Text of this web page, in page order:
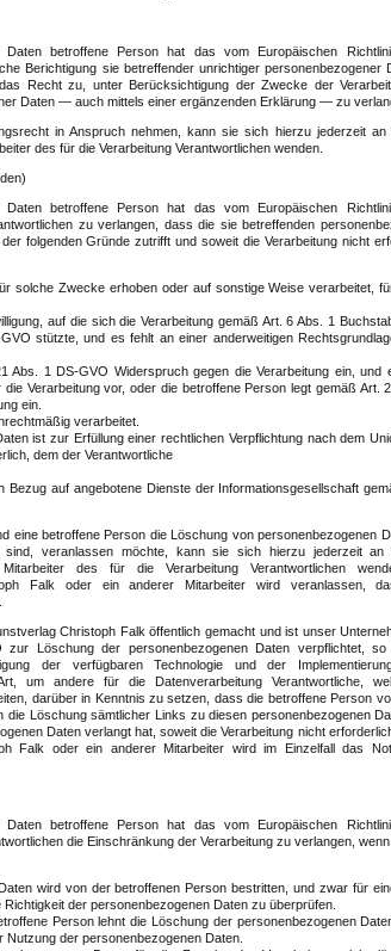
betroffene Person hat das vom Europäischen
Berichtigung sie betreffender unrichtiger personenbezogener
Recht zu, unter Berücksichtigung der Zwecke der
Daten — auch mittels einer ergänzenden Erklärung — zu
in Anspruch nehmen, kann sie sich hierzu jederzeit an
des für die Verarbeitung Verantwortlichen wenden.
betroffene Person hat das vom Europäischen
zu verlangen, dass die sie betreffenden
folgenden Gründe zutrifft und soweit die Verarbeitung nicht
solche Zwecke erhoben oder auf sonstige Weise verarbeitet,
auf die sich die Verarbeitung gemäß Art. 6 Abs. 1
stützte, und es fehlt an einer anderweitigen
Abs. 1 DS-GVO Widerspruch gegen die Verarbeitung ein, und
Verarbeitung vor, oder die betroffene Person legt gemäß Art.
ein.
verarbeitet.
ist zur Erfüllung einer rechtlichen Verpflichtung nach dem
dem der Verantwortliche
Bezug auf angebotene Dienste der Informationsgesellschaft
eine betroffene Person die Löschung von personenbezogenen
veranlassen möchte, kann sie sich hierzu jederzeit an
des für die Verarbeitung Verantwortlichen
Falk oder ein anderer Mitarbeiter wird veranlassen,
Christoph Falk öffentlich gemacht und ist unser
Löschung der personenbezogenen Daten verpflichtet,
der verfügbaren Technologie und der
um andere für die Datenverarbeitung Verantwortliche,
darüber in Kenntnis zu setzen, dass die betroffene Person
die Löschung sämtlicher Links zu diesen personenbezogenen
Daten verlangt hat, soweit die Verarbeitung nicht
Falk oder ein anderer Mitarbeiter wird im Einzelfall das
betroffene Person hat das vom Europäischen
die Einschränkung der Verarbeitung zu verlangen,
wird von der betroffenen Person bestritten, und zwar für
der personenbezogenen Daten zu überprüfen.
Person lehnt die Löschung der personenbezogenen
der personenbezogenen Daten.